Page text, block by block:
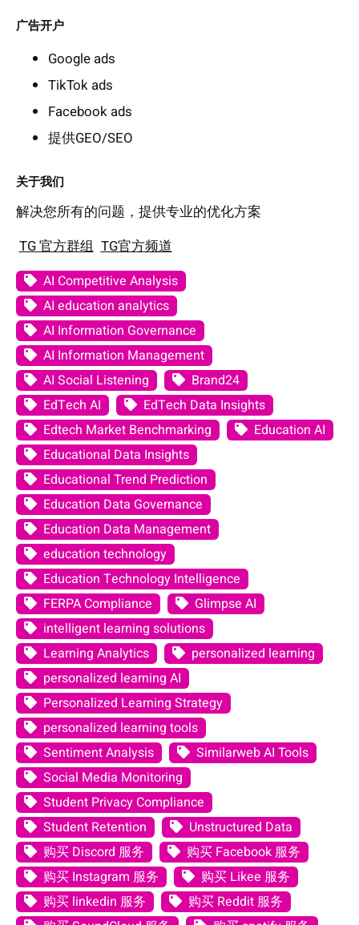
广告开户
Google ads
TikTok ads
Facebook ads
提供GEO/SEO
关于我们
解决您所有的问题，提供专业的优化方案
TG 官方群组 TG官方频道
AI Competitive Analysis
AI education analytics
AI Information Governance
AI Information Management
AI Social Listening
Brand24
EdTech AI
EdTech Data Insights
Edtech Market Benchmarking
Education AI
Educational Data Insights
Educational Trend Prediction
Education Data Governance
Education Data Management
education technology
Education Technology Intelligence
FERPA Compliance
Glimpse AI
intelligent learning solutions
Learning Analytics
personalized learning
personalized learning AI
Personalized Learning Strategy
personalized learning tools
Sentiment Analysis
Similarweb AI Tools
Social Media Monitoring
Student Privacy Compliance
Student Retention
Unstructured Data
购买 Discord 服务
购买 Facebook 服务
购买 Instagram 服务
购买 Likee 服务
购买 linkedin 服务
购买 Reddit 服务